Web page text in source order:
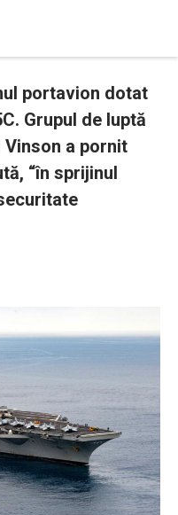
portavion dotat
Grupul de luptă
Vinson a pornit
“în sprijinul